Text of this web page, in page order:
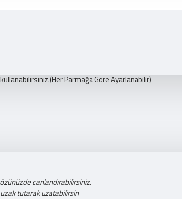
Parmağa Göre Ayarlanabilir)
canlandırabilirsiniz.
tutarak uzatabilirsin